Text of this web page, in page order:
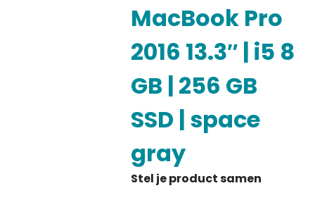
MacBook Pro
2016 13.3″ | i5 8
GB | 256 GB
SSD | space
gray